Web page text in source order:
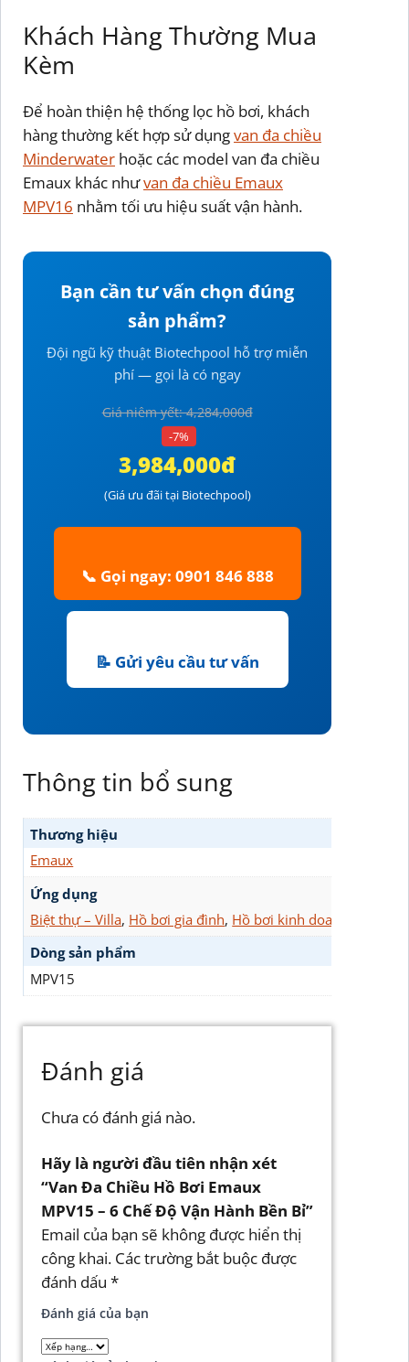
Khách Hàng Thường Mua
Kèm
Để hoàn thiện hệ thống lọc hồ bơi, khách
hàng thường kết hợp sử dụngvan đa chiều
Minderwater hoặc các model van đa chiều
Emaux khác nhưvan đa chiều Emaux
MPV16 nhằm tối ưu hiệu suất vận hành.
Bạn cần tư vấn chọn đúng
sản phẩm?
Đội ngũ kỹ thuật Biotechpool hỗ trợ miễn
phí — gọi là có ngay
Giá niêm yết: 4,284,000đ
-7%
3,984,000đ
(Giá ưu đãi tại Biotechpool)
📞 Gọi ngay: 0901 846 888
📝 Gửi yêu cầu tư vấn
Thông tin bổ sung
Thương hiệu
Emaux
Ứng dụng
Biệt thự – Villa, Hồ bơi gia đình, Hồ bơi kinh doanh
Dòng sản phẩm
MPV15
Đánh giá
Chưa có đánh giá nào.
Hãy là người đầu tiên nhận xét
“Van Đa Chiều Hồ Bơi Emaux
MPV15 – 6 Chế Độ Vận Hành Bền Bỉ”
Email của bạn sẽ không được hiển thị
công khai. Các trường bắt buộc được
đánh dấu *
Đánh giá của bạn